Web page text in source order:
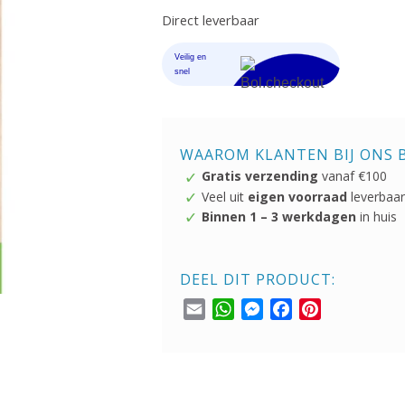
Direct leverbaar
WAAROM KLANTEN BIJ ONS
Gratis verzending vanaf €100
Veel uit eigen voorraad leverbaar
Binnen 1 – 3 werkdagen in huis
DEEL DIT PRODUCT:
Email
WhatsApp
Messenger
Facebook